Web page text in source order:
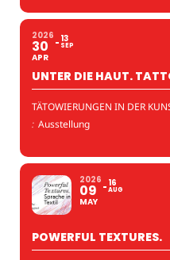
2026
30
APR
13
SEP
UNTER DIE HAUT.
TÄTOWIERUNGEN IN DER
: Ausstellung
2026
09
MAY
16
AUG
POWERFUL TEXTURES.